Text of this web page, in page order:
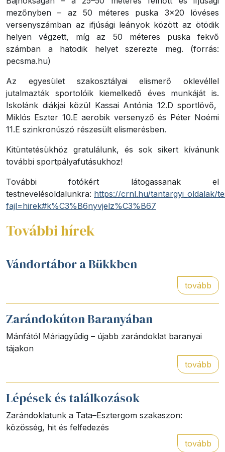
mezőnyben – az 50 méteres puska 3×20 lövéses
versenyszámban az ifjúsági leányok között az ötödik
helyen végzett, míg az 50 méteres puska fekvő
számban a hatodik helyet szerezte meg. (forrás:
pecsma.hu)
Az egyesület szakosztályai elismerő oklevéllel
jutalmazták sportolóik kiemelkedő éves munkáját is.
Iskolánk diákjai közül Kassai Antónia 12.D sportlövő,
Miklós Eszter 10.E aerobik versenyző és Péter Noémi
11.E szinkronúszó részesült elismerésben.
Kitüntetésükhöz gratulálunk, és sok sikert kívánunk
további sportpályafutásukhoz!
További fotókért látogassanak el
testnevelésoldalunkra: https://crnl.hu/tantargyi_oldalak/
fajl=hirek#k%C3%B6nyvjelz%C3%B67
További hírek
Vándortábor a Bükkben
tovább
Zarándokúton Baranyában
Mánfától Máriagyűdig – újabb zarándoklat baranyai
tájakon
tovább
Lépések és találkozások
Zarándoklatunk a Tata–Esztergom szakaszon:
közösség, hit és felfedezés
tovább